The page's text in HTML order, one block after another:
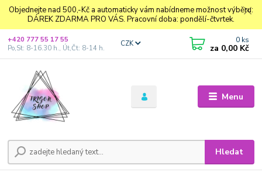
Objednejte nad 500,-Kč a automaticky vám nabídneme možnost výběru:
DÁREK ZDARMA PRO VÁS. Pracovní doba: pondělí-čtvrtek.
Menu
CZK
Hledat
+420 777 55 17 55
Po,St: 8-16.30 h., Út,Čt: 8-14 h.
0 ks
za 0,00 Kč